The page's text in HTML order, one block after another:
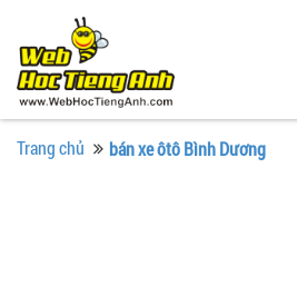
Trang chủ bán xe ôtô Bình Dương